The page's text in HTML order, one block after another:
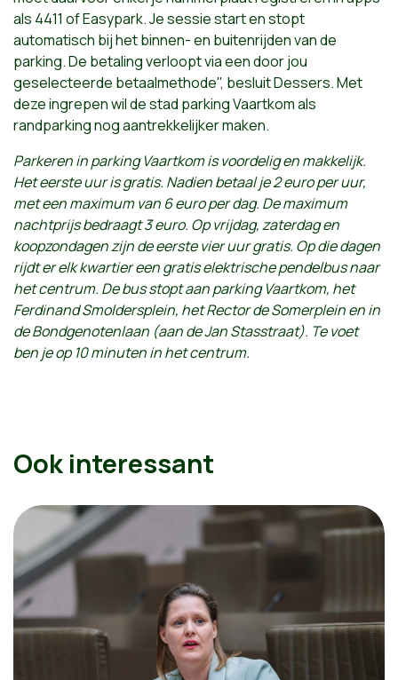
als 4411 of Easypark. Je sessie start en stopt
automatisch bij het binnen- en buitenrijden van de
parking. De betaling verloopt via een door jou
geselecteerde betaalmethode", besluit Dessers. Met
deze ingrepen wil de stad parking Vaartkom als
randparking nog aantrekkelijker maken.
Parkeren in parking Vaartkom is voordelig en makkelijk.
Het eerste uur is gratis. Nadien betaal je 2 euro per uur,
met een maximum van 6 euro per dag. De maximum
nachtprijs bedraagt 3 euro. Op vrijdag, zaterdag en
koopzondagen zijn de eerste vier uur gratis. Op die dagen
rijdt er elk kwartier een gratis elektrische pendelbus naar
het centrum. De bus stopt aan parking Vaartkom, het
Ferdinand Smoldersplein, het Rector de Somerplein en in
de Bondgenotenlaan (aan de Jan Stasstraat). Te voet
ben je op 10 minuten in het centrum.
Ook interessant